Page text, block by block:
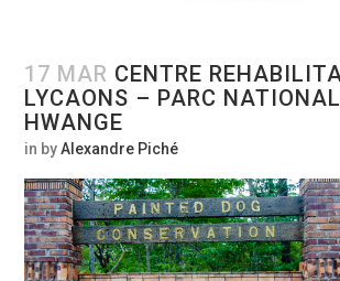
17 MAR CENTRE
LYCAONS – PARC
HWANGE
in byAlexandre Piché